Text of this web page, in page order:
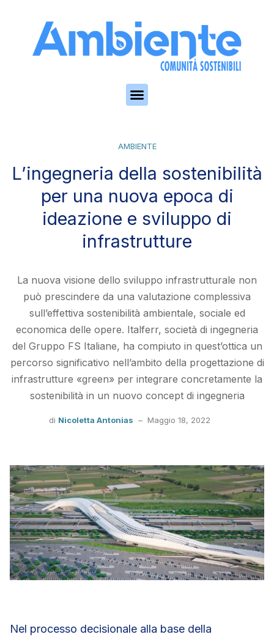
AMBIENTE
L’ingegneria della sostenibilità
per una nuova epoca di
ideazione e sviluppo di
infrastrutture
La nuova visione dello sviluppo infrastrutturale non
può prescindere da una valutazione complessiva
sull’effettiva sostenibilità ambientale, sociale ed
economica delle opere. Italferr, società di ingegneria
del Gruppo FS Italiane, ha compiuto in quest’ottica un
percorso significativo nell’ambito della progettazione di
infrastrutture «green» per integrare concretamente la
sostenibilità in un nuovo concept di ingegneria
di Nicoletta Antonias – Maggio 18, 2022
Nel processo decisionale alla base della